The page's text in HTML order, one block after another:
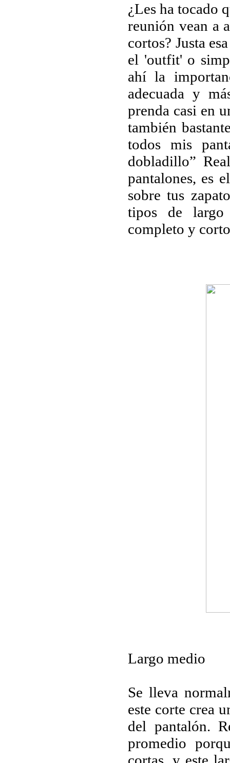
¿Les ha tocado
reunión vean a
cortos? Justa
el 'outfit' o
ahí la
adecuada y
prenda casi en
también
todos mis
dobladillo”
pantalones, es
sobre tus
tipos de largo
completo y
Largo medio
Se lleva
este corte crea
del pantalón.
promedio